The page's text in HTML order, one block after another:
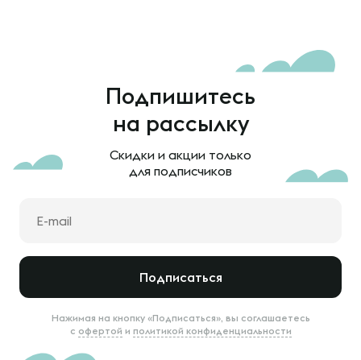
Подпишитесь
на рассылку
Скидки и акции только
для подписчиков
Подписаться
Нажимая на кнопку «Подписаться», вы соглашаетесь
с офертой и политикой конфиденциальности